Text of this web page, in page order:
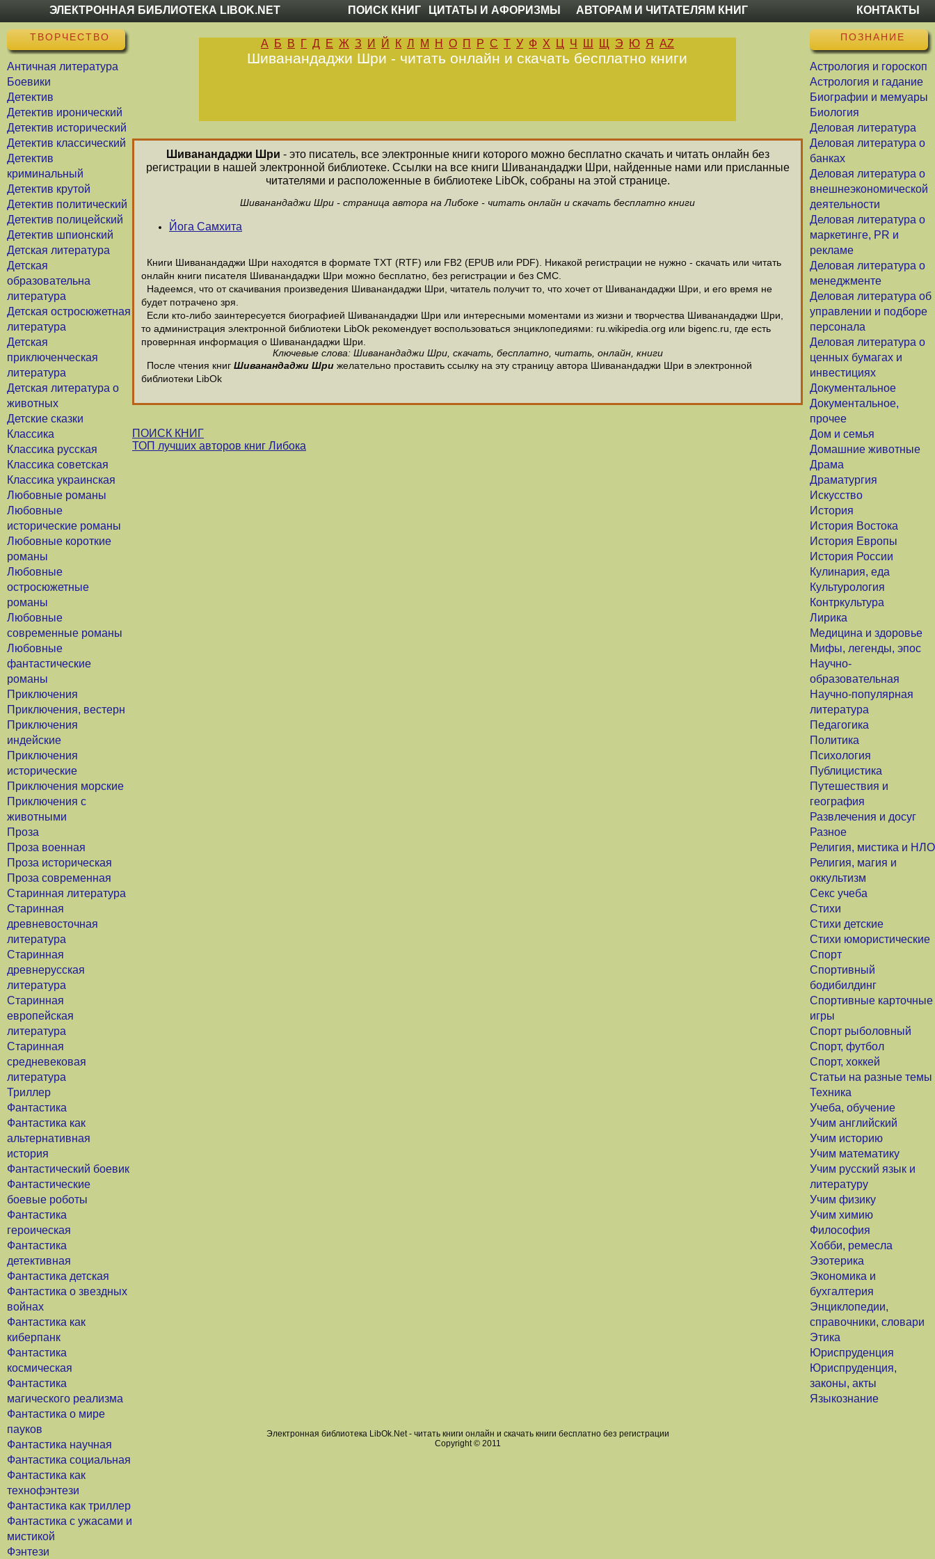
ЭЛЕКТРОННАЯ БИБЛИОТЕКА LIBOK.NET ПОИСК КНИГ ЦИТАТЫ И АФОРИЗМЫ АВТОРАМ И ЧИТАТЕЛЯМ КНИГ КОНТАКТЫ
ТВОРЧЕСТВО
Античная литература
Боевики
Детектив
Детектив иронический
Детектив исторический
Детектив классический
Детектив
криминальный
Детектив крутой
Детектив политический
Детектив полицейский
Детектив шпионский
Детская литература
Детская
образовательна
литература
Детская остросюжетная
литература
Детская
приключенческая
литература
Детская литература о
животных
Детские сказки
Классика
Классика русская
Классика советская
Классика украинская
Любовные романы
Любовные
исторические романы
Любовные короткие
романы
Любовные
остросюжетные
романы
Любовные
современные романы
Любовные
фантастические
романы
Приключения
Приключения, вестерн
Приключения
индейские
Приключения
исторические
Приключения морские
Приключения с
животными
Проза
Проза военная
Проза историческая
Проза современная
Старинная литература
Старинная
древневосточная
литература
Старинная
древнерусская
литература
Старинная
европейская
литература
Старинная
средневековая
литература
Триллер
Фантастика
Фантастика как
альтернативная
история
Фантастический боевик
Фантастические
боевые роботы
Фантастика
героическая
Фантастика
детективная
Фантастика детская
Фантастика о звездных
войнах
Фантастика как
киберпанк
Фантастика
космическая
Фантастика
магического реализма
Фантастика о мире
пауков
Фантастика научная
Фантастика социальная
Фантастика как
технофэнтези
Фантастика как триллер
Фантастика с ужасами и
мистикой
Фэнтези
ПОЗНАНИЕ
Астрология и гороскоп
Астрология и гадание
Биографии и мемуары
Биология
Деловая литература
Деловая литература о
банках
Деловая литература о
внешнеэкономической
деятельности
Деловая литература о
маркетинге, PR и
рекламе
Деловая литература о
менеджменте
Деловая литература об
управлении и подборе
персонала
Деловая литература о
ценных бумагах и
инвестициях
Документальное
Документальное,
прочее
Дом и семья
Домашние животные
Драма
Драматургия
Искусство
История
История Востока
История Европы
История России
Кулинария, еда
Культурология
Контркультура
Лирика
Медицина и здоровье
Мифы, легенды, эпос
Научно-
образовательная
Научно-популярная
литература
Педагогика
Политика
Психология
Публицистика
Путешествия и
география
Развлечения и досуг
Разное
Религия, мистика и НЛО
Религия, магия и
оккультизм
Секс учеба
Стихи
Стихи детские
Стихи юмористические
Спорт
Спортивный
бодибилдинг
Спортивные карточные
игры
Спорт рыболовный
Спорт, футбол
Спорт, хоккей
Статьи на разные темы
Техника
Учеба, обучение
Учим английский
Учим историю
Учим математику
Учим русский язык и
литературу
Учим физику
Учим химию
Философия
Хобби, ремесла
Эзотерика
Экономика и
бухгалтерия
Энциклопедии,
справочники, словари
Этика
Юриспруденция
Юриспруденция,
законы, акты
Языкознание
А Б В Г Д Е Ж З И Й К Л М Н О П Р С Т У Ф Х Ц Ч Ш Щ Э Ю Я AZ
Шиванандаджи Шри - читать онлайн и скачать бесплатно книги
Шиванандаджи Шри - это писатель, все электронные книги которого можно бесплатно скачать и читать онлайн без
регистрации в нашей электронной библиотеке. Ссылки на все книги Шиванандаджи Шри, найденные нами или присланные
читателями и расположенные в библиотеке LibOk, собраны на этой странице.
Шиванандаджи Шри - страница автора на Либоке - читать онлайн и скачать бесплатно книги
Йога Самхита
Книги Шиванандаджи Шри находятся в формате ТХТ (RTF) или FB2 (EPUB или PDF). Никакой регистрации не нужно - скачать или читать
онлайн книги писателя Шиванандаджи Шри можно бесплатно, без регистрации и без СМС.
Надеемся, что от скачивания произведения Шиванандаджи Шри, читатель получит то, что хочет от Шиванандаджи Шри, и его время не
будет потрачено зря.
Если кто-либо заинтересуется биографией Шиванандаджи Шри или интересными моментами из жизни и творчества Шиванандаджи Шри,
то администрация электронной библиотеки LibOk рекомендует воспользоваться энциклопедиями: ru.wikipedia.org или bigenc.ru, где есть
провернная информация о Шиванандаджи Шри.
Ключевые слова: Шиванандаджи Шри, скачать, бесплатно, читать, онлайн, книги
После чтения книг Шиванандаджи Шри желательно проставить ссылку на эту страницу автора Шиванандаджи Шри в электронной
библиотеки LibOk
ПОИСК КНИГ
ТОП лучших авторов книг Либока
Электронная библиотека LibOk.Net - читать книги онлайн и скачать книги бесплатно без регистрации
Copyright © 2011